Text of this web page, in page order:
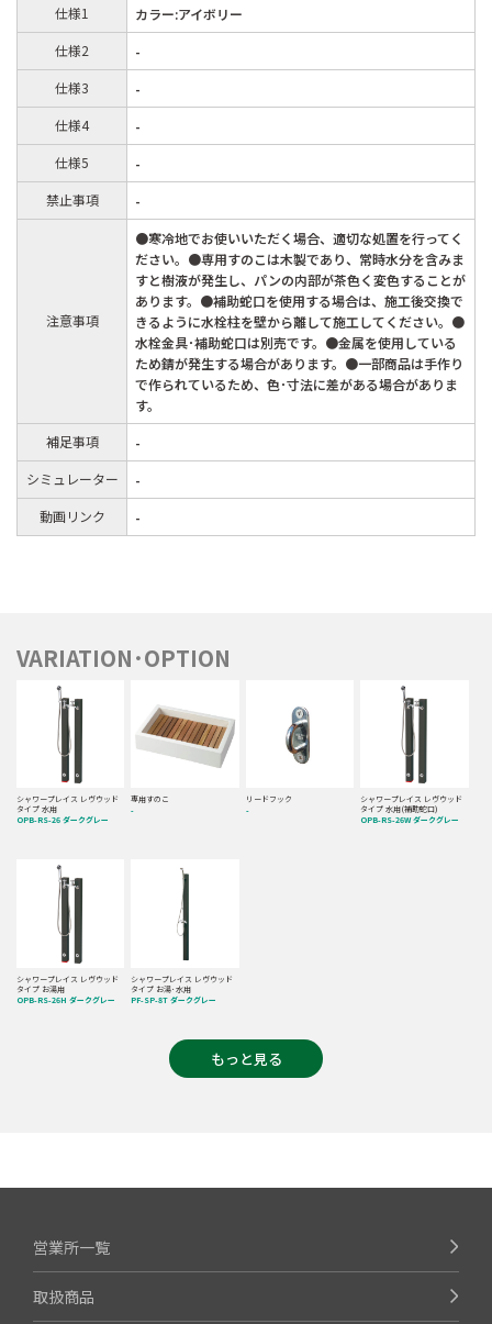
仕様1
カラー:アイボリー
仕様2
-
仕様3
-
仕様4
-
仕様5
-
禁止事項
-
注意事項
●寒冷地でお使いいただく場合、適切な処置を行ってく
ださい。●専用すのこは木製であり、常時水分を含みま
すと樹液が発生し、パンの内部が茶色く変色することが
あります。●補助蛇口を使用する場合は、施工後交換で
きるように水栓柱を壁から離して施工してください。●
水栓金具･補助蛇口は別売です。●金属を使用している
ため錆が発生する場合があります。●一部商品は手作り
で作られているため、色･寸法に差がある場合がありま
す。
補足事項
-
シミュレーター
-
動画リンク
-
VARIATION･OPTION
シャワープレイス レヴウッド
タイプ 水用
OPB-RS-26 ダークグレー
専用すのこ
-
リードフック
-
シャワープレイス レヴウッド
タイプ 水用(補助蛇口)
OPB-RS-26W ダークグレー
シャワープレイス レヴウッド
タイプ お湯用
OPB-RS-26H ダークグレー
シャワープレイス レヴウッド
タイプ お湯･水用
PF-SP-8T ダークグレー
もっと見る
営業所一覧
取扱商品